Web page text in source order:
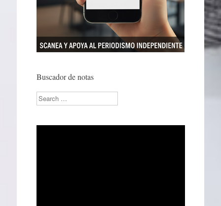
Buscador de notas
Search